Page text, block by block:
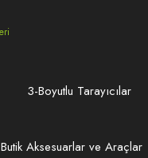
3-Boyutlu Tarayıcılar
Butik Aksesuarlar ve Araçlar